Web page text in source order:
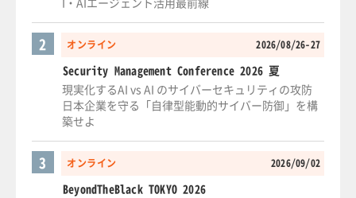
オンライン 2026/08/26-27
2
Security Management Conference 2026 夏
現実化するAI vs AI のサイバーセキュリティの攻防
日本企業を守る「自律型能動的サイバー防御」を構
築せよ
オンライン 2026/09/02
3
BeyondTheBlack TOKYO 2026